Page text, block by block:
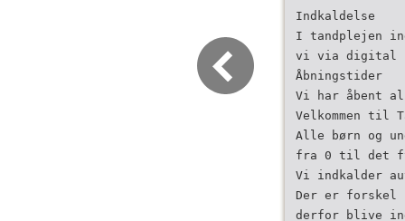
Indkaldelse
I tandplejen
vi via digital
Åbningstider
Vi har åbent
Velkommen til
Alle børn og
fra 0 til det
Vi indkalder
Der er forskel
derfor blive